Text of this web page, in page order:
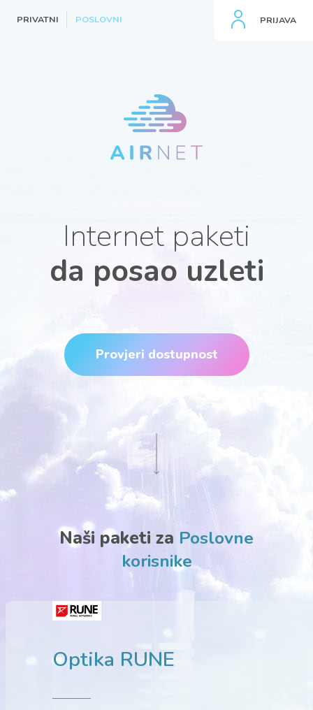
PRIVATNI POSLOVNI PRIJAVA
Internet paketi
da posao uzleti
Provjeri dostupnost
Naši paketi za Poslovne
korisnike
Optika RUNE